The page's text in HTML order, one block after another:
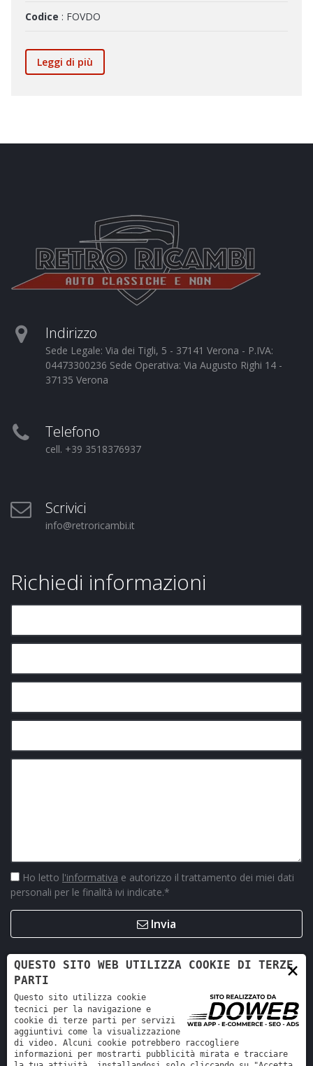
Codice : FOVDO
Leggi di più
Indirizzo
Sede Legale: Via dei Tigli, 5 - 37141 Verona - P.IVA:
04473300236 Sede Operativa: Via Augusto Righi 14 -
37135 Verona
Telefono
cell. +39 3518376937
Scrivici
info@retroricambi.it
Richiedi informazioni
Ho letto l'informativa e autorizzo il trattamento dei miei dati
personali per le finalità ivi indicate.*
Invia
×
QUESTO SITO WEB UTILIZZA COOKIE DI TERZE
PARTI
Questo sito utilizza cookie
tecnici per la navigazione e
cookie di terze parti per servizi
aggiuntivi come la visualizzazione
di video. Alcuni cookie potrebbero raccogliere
informazioni per mostrarti pubblicità mirata e tracciare